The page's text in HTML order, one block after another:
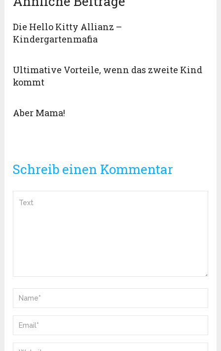
Die Hello Kitty Allianz –
Kindergartenmafia
Ultimative Vorteile, wenn das zweite Kind
kommt
Aber Mama!
Schreib einen Kommentar